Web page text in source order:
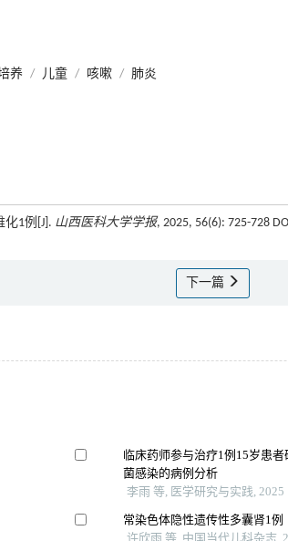
养 / 儿童 / 咳嗽 / 肺炎
1例[J]. 山西医科大学学报, 2025, 56(6): 725-728
下一篇